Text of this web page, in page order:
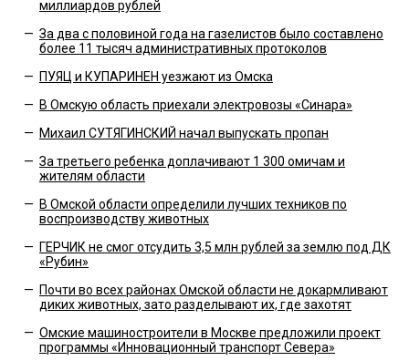
миллиардов рублей
— За два с половиной года на газелистов было составлено
более 11 тысяч административных протоколов
— ПУЯЦ и КУПАРИНЕН уезжают из Омска
— В Омскую область приехали электровозы «Синара»
— Михаил СУТЯГИНСКИЙ начал выпускать пропан
— За третьего ребенка доплачивают 1 300 омичам и
жителям области
— В Омской области определили лучших техников по
воспроизводству животных
— ГЕРЧИК не смог отсудить 3,5 млн рублей за землю под ДК
«Рубин»
— Почти во всех районах Омской области не докармливают
диких животных, зато разделывают их, где захотят
— Омские машиностроители в Москве предложили проект
программы «Инновационный транспорт Севера»